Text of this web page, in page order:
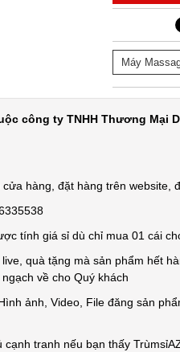
Máy
công ty TNHH Thương Mại
hàng, đặt hàng trên website,
tính giá sỉ dù chỉ mua 01 cái
quà tặng mà sản phẩm hết
về cho Quý khách
ảnh, Video, File đăng sản
tranh nếu bạn thấy